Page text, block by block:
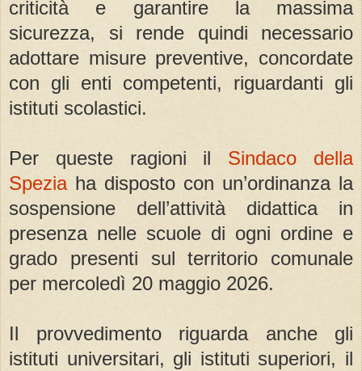
criticità e garantire la massima
sicurezza, si rende quindi necessario
adottare misure preventive, concordate
con gli enti competenti, riguardanti gli
istituti scolastici.
Per queste ragioni il Sindaco della
Speziaha disposto con un’ordinanza la
sospensione dell’attività didattica in
presenza nelle scuole di ogni ordine e
grado presenti sul territorio comunale
per mercoledì 20 maggio 2026.
Il provvedimento riguarda anche gli
istituti universitari, gli istituti superiori, il